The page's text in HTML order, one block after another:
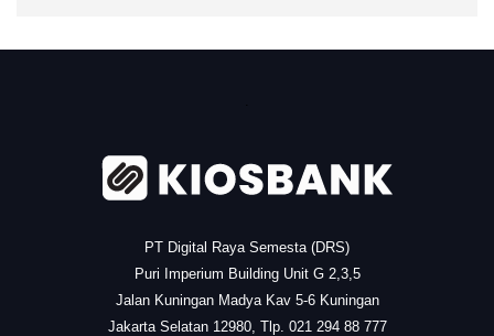
PT Digital Raya Semesta (DRS)
Puri Imperium Building Unit G 2,3,5
Jalan Kuningan Madya Kav 5-6 Kuningan
Jakarta Selatan 12980, Tlp. 021 294 88 777